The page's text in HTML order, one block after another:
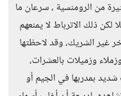
من الرومنسية ، سرعان ما
ذلك الاترباط لا يمنعهم
غير الشريك، وقد لاحظتها
وزميلات بالعشرات،
بمدربها في الجيم أو